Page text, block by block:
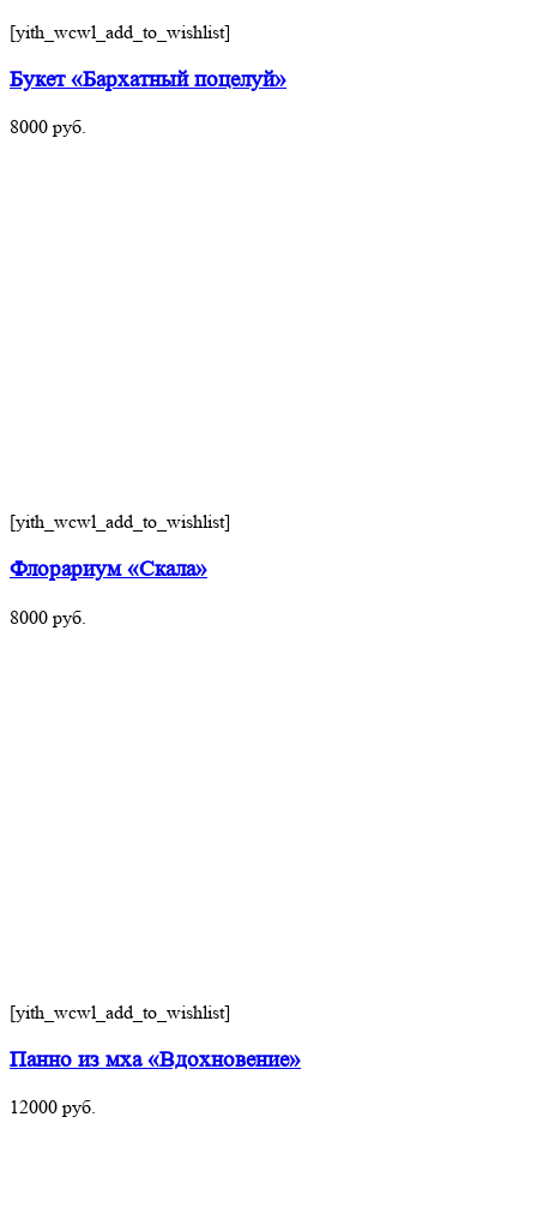
[yith_wcwl_add_to_wishlist]
Букет «Бархатный поцелуй»
8000 руб.
[yith_wcwl_add_to_wishlist]
Флорариум «Скала»
8000 руб.
[yith_wcwl_add_to_wishlist]
Панно из мха «Вдохновение»
12000 руб.